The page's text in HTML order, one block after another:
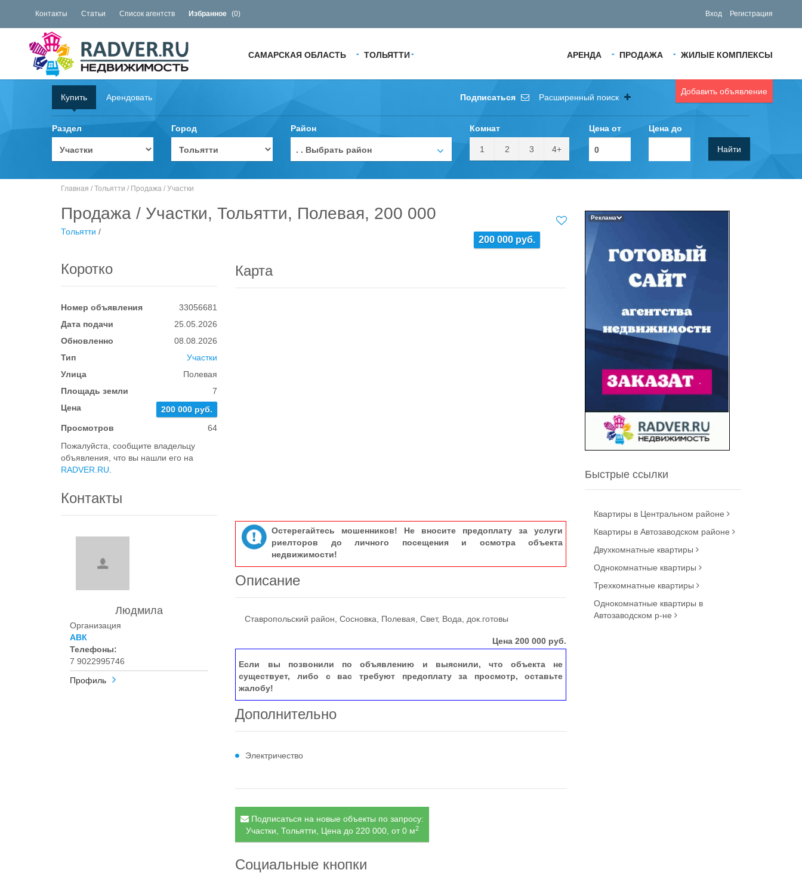
Контакты Статьи Список агентств Избранное (0) Вход Регистрация
АРЕНДА ПРОДАЖА ЖИЛЫЕ КОМПЛЕКСЫ
САМАРСКАЯ ОБЛАСТЬ ТОЛЬЯТТИ
Добавить объявление
Купить Арендовать Подписаться Расширенный поиск
Раздел Город Район
. . Выбрать район
Комнат
1 2 3 4+
Цена от Цена до
Найти
Главная / Тольятти / Продажа / Участки
Продажа / Участки, Тольятти, Полевая, 200 000
200 000 руб.
Тольятти /
Коротко
Номер объявления
33056681
Дата подачи
25.05.2026
Обновленно
08.08.2026
Тип
Участки
Улица
Полевая
Площадь земли
7
Цена
200 000 руб.
Просмотров
64
Пожалуйста, сообщите владельцу
объявления, что вы нашли его на
RADVER.RU
Контакты
Людмила
Организация
АВК
Телефоны:
7 9022995746
Профиль
Карта
Остерегайтесь мошенников! Не вносите предоплату за услуги
риелторов до личного посещения и осмотра объекта
недвижимости!
Описание
Ставропольский район, Сосновка, Полевая, Свет, Вода, док.готовы
Цена200 000 руб.
Если вы позвонили по объявлению и выяснили, что объекта не
существует, либо с вас требуют предоплату за просмотр, оставьте
жалобу!
Дополнительно
Электричество
Подписаться на новые объекты по запросу:
Участки, Тольятти, Цена до 220 000, от 0 м2
Социальные кнопки
Реклама
Быстрые ссылки
Квартиры в Центральном районе
Квартиры в Автозаводском районе
Двухкомнатные квартиры
Однокомнатные квартиры
Трехкомнатные квартиры
Однокомнатные квартиры в
Автозаводском р-не